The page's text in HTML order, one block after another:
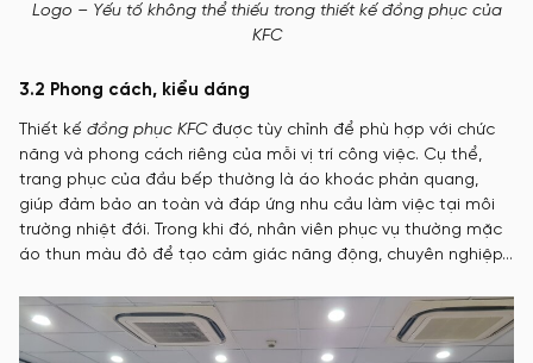
Logo – Yếu tố không thể thiếu trong thiết kế đồng phục của
KFC
3.2 Phong cách, kiểu dáng
Thiết kế đồng phục KFC được tùy chỉnh để phù hợp với chức
năng và phong cách riêng của mỗi vị trí công việc. Cụ thể,
trang phục của đầu bếp thường là áo khoác phản quang,
giúp đảm bảo an toàn và đáp ứng nhu cầu làm việc tại môi
trường nhiệt đới. Trong khi đó, nhân viên phục vụ thường mặc
áo thun màu đỏ để tạo cảm giác năng động, chuyên nghiệp…